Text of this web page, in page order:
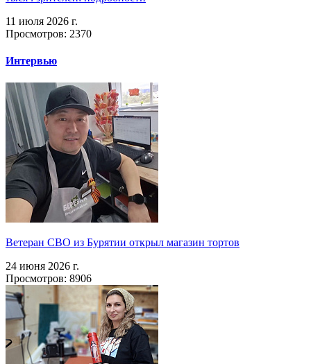
11 июля 2026 г.
Просмотров: 2370
Интервью
Ветеран СВО из Бурятии открыл магазин тортов
24 июня 2026 г.
Просмотров: 8906